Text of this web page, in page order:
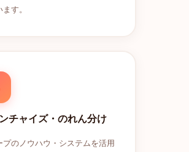
す。
チャイズ・のれん分け
プのノウハウ・システムを活用